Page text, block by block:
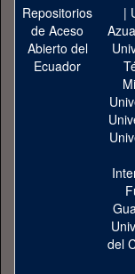
|
del